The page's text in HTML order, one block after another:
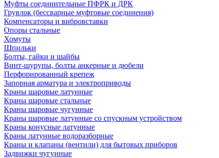
Муфты соединительные ПФРК и ДРК
Грувлок (бессварные муфтовые соединения)
Компенсаторы и вибровставки
Опоры стальные
Хомуты
Шпильки
Болты, гайки и шайбы
Винт-шурупы, болты анкерные и дюбели
Перфорированный крепеж
Запорная арматура и электроприводы
Краны шаровые латунные
Краны шаровые стальные
Краны шаровые чугунные
Краны шаровые латунные со спускным устройством
Краны конусные латунные
Краны латунные водоразборные
Краны и клапаны (вентили) для бытовых приборов
Задвижки чугунные